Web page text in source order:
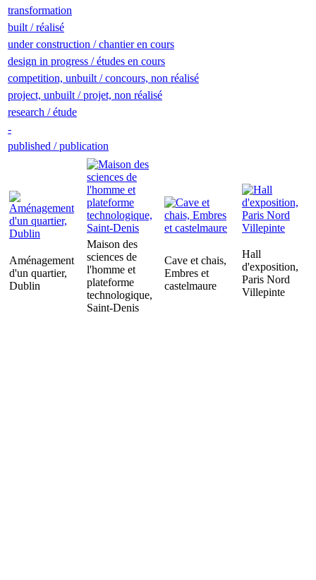
transformation
built / réalisé
under construction / chantier en cours
design in progress / études en cours
competition, unbuilt / concours, non réalisé
project, unbuilt / projet, non réalisé
research / étude
-
published / publication
Aménagement
d'un quartier,
Dublin
Maison des
sciences de
l'homme et
plateforme
technologique,
Saint-Denis
Cave et chais,
Embres et
castelmaure
Hall
d'exposition,
Paris Nord
Villepinte